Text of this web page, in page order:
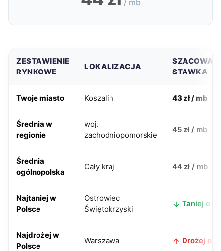
/ mb
ZESTAWIENIE
RYNKOWE
LOKALIZACJA
STAWKA
Twoje miasto Koszalin 43 zł / mb
Średnia w
regionie
woj.
zachodniopomorskie
45 zł / mb
Średnia
ogólnopolska
Cały kraj 44 zł / mb
Najtaniej w
Polsce
Ostrowiec
Świętokrzyski
Taniej o 4
Najdrożej w
Polsce
Warszawa Drożej o